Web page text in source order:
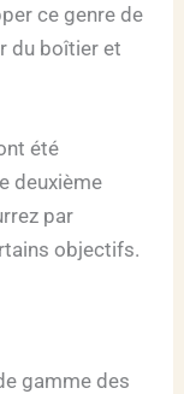
ce genre de
du boîtier et
été
deuxième
par
objectifs.
gamme des